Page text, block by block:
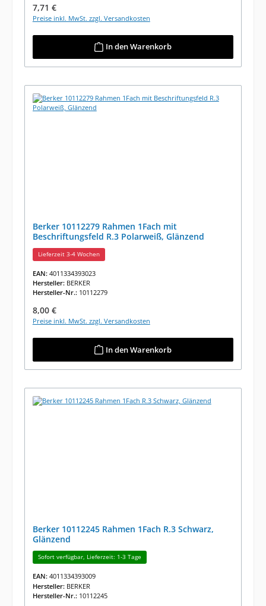
Regulärer Preis:
7,71 €
Preise inkl. MwSt. zzgl. Versandkosten
In den Warenkorb
Berker 10112279 Rahmen 1Fach mit
Beschriftungsfeld R.3 Polarweiß, Glänzend
Lieferzeit 3-4 Wochen
EAN: 4011334393023
Hersteller: BERKER
Hersteller-Nr.: 10112279
Regulärer Preis:
8,00 €
Preise inkl. MwSt. zzgl. Versandkosten
In den Warenkorb
Berker 10112245 Rahmen 1Fach R.3 Schwarz,
Glänzend
Sofort verfügbar, Lieferzeit: 1-3 Tage
EAN: 4011334393009
Hersteller: BERKER
Hersteller-Nr.: 10112245